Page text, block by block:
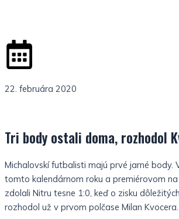
g
h
t i
g
h
t
22. februára 2020
Tri body ostali doma, rozhodol
Michalovskí futbalisti majú prvé jarné body.
tomto kalendárnom roku a premiérovom
zdolali Nitru tesne 1:0, keď o zisku
rozhodol už v prvom polčase Milan Kvocera.